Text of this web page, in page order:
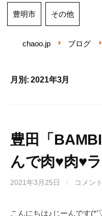
豊明市 その他
chaoo.jp ブログ
月別: 2021年3月
豊田「
んで肉♥肉♥
2021年3月25日 / コメン
こんにちは♪じーんです